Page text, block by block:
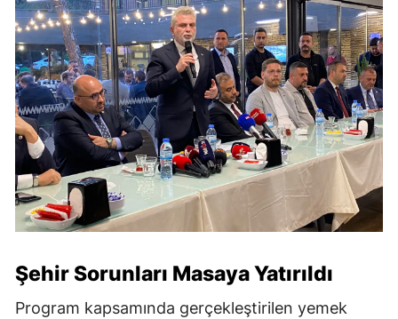
Şehir Sorunları Masaya Yatırıldı
Program kapsamında gerçekleştirilen yemek